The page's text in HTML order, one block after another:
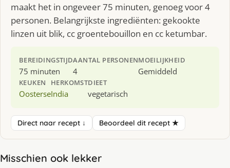
maakt het in ongeveer 75 minuten, genoeg voor 4
personen. Belangrijkste ingrediënten: gekookte
linzen uit blik, cc groentebouillon en cc ketumbar.
BEREIDINGSTIJD
75 minuten
AANTAL PERSONEN
4
MOEILIJKHEID
Gemiddeld
KEUKEN
Oosterse
HERKOMST
India
DIEET
vegetarisch
Direct naar recept ↓ Beoordeel dit recept ★
Misschien ook lekker